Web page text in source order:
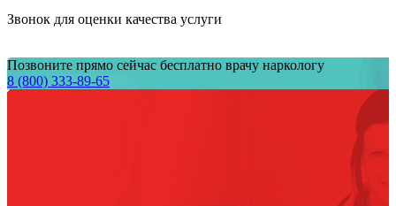
Звонок для оценки качества услуги
Позвоните прямо сейчас бесплатно врачу наркологу
8 (800) 333-89-65